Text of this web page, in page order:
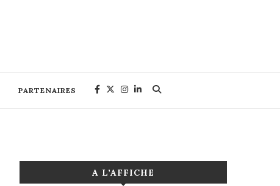
PARTENAIRES
A L’AFFICHE